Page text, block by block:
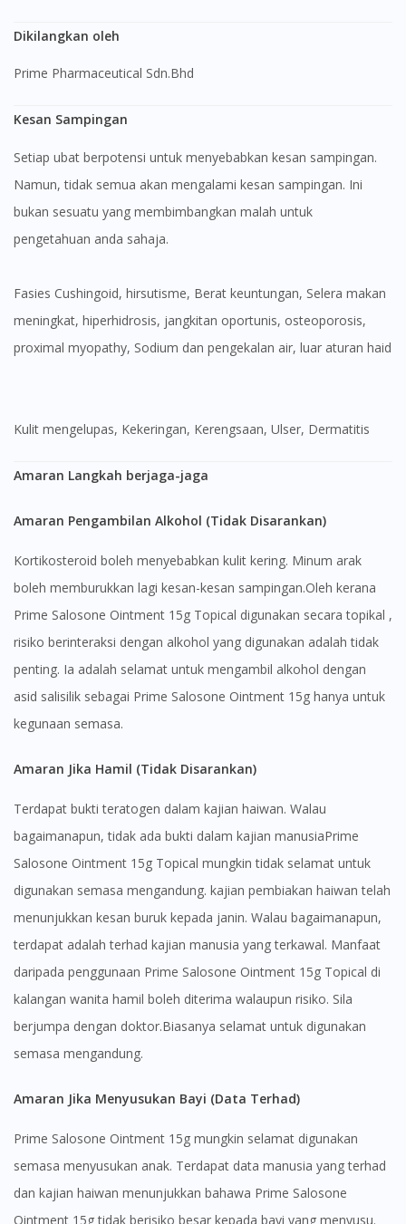
Dikilangkan oleh
Prime Pharmaceutical Sdn.Bhd
Kesan Sampingan
Setiap ubat berpotensi untuk menyebabkan kesan sampingan.
Namun, tidak semua akan mengalami kesan sampingan. Ini
bukan sesuatu yang membimbangkan malah untuk
pengetahuan anda sahaja.
fasies Cushingoid, hirsutisme, Berat keuntungan, Selera makan
meningkat, hiperhidrosis, jangkitan oportunis, osteoporosis,
proximal myopathy, Sodium dan pengekalan air, luar aturan haid
Kulit mengelupas, Kekeringan, Kerengsaan, Ulser, Dermatitis
Amaran Langkah berjaga-jaga
Amaran Pengambilan Alkohol (Tidak Disarankan)
Kortikosteroid boleh menyebabkan kulit kering. Minum arak
boleh memburukkan lagi kesan-kesan sampingan.Oleh kerana
Prime Salosone Ointment 15g Topical digunakan secara topikal ,
risiko berinteraksi dengan alkohol yang digunakan adalah tidak
penting. Ia adalah selamat untuk mengambil alkohol dengan
asid salisilik sebagai Prime Salosone Ointment 15g hanya untuk
kegunaan semasa.
Amaran Jika Hamil (Tidak Disarankan)
Terdapat bukti teratogen dalam kajian haiwan. Walau
bagaimanapun, tidak ada bukti dalam kajian manusiaPrime
Salosone Ointment 15g Topical mungkin tidak selamat untuk
digunakan semasa mengandung. kajian pembiakan haiwan telah
menunjukkan kesan buruk kepada janin. Walau bagaimanapun,
terdapat adalah terhad kajian manusia yang terkawal. Manfaat
daripada penggunaan Prime Salosone Ointment 15g Topical di
kalangan wanita hamil boleh diterima walaupun risiko. Sila
berjumpa dengan doktor.Biasanya selamat untuk digunakan
semasa mengandung.
Amaran Jika Menyusukan Bayi (Data Terhad)
Prime Salosone Ointment 15g mungkin selamat digunakan
semasa menyusukan anak. Terdapat data manusia yang terhad
dan kajian haiwan menunjukkan bahawa Prime Salosone
Ointment 15g tidak berisiko besar kepada bayi yang menyusu.